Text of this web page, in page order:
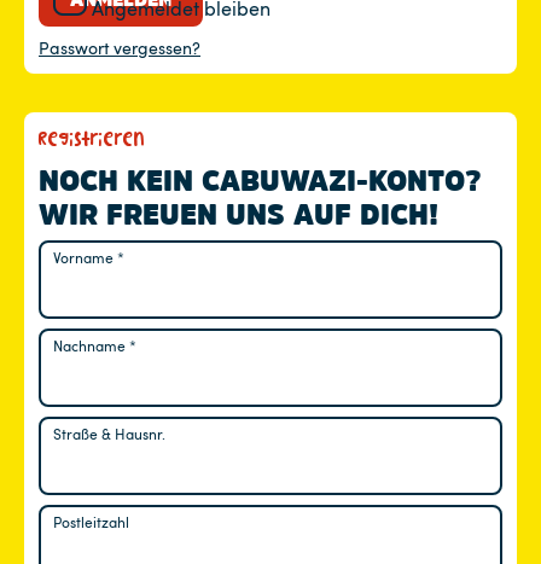
O
Angemeldet bleiben
Passwort vergessen?
Registrieren
NOCH KEIN CABUWAZI-KONTO?
WIR FREUEN UNS AUF DICH!
Vorname*
Nachname*
Straße & Hausnr.
Postleitzahl